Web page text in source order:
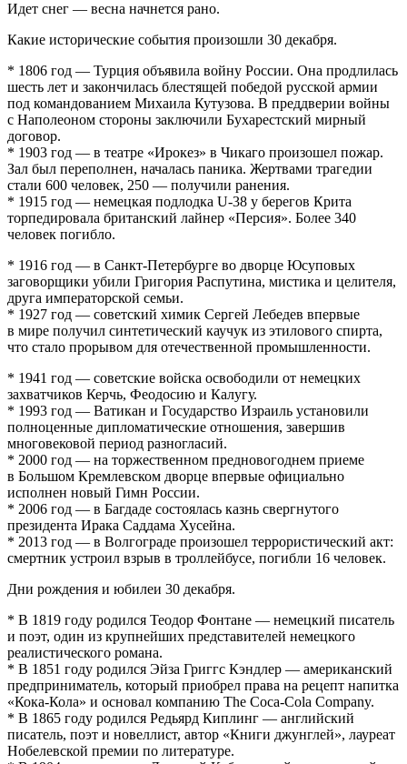
Идет снег — весна начнется рано.
Какие исторические события произошли 30 декабря.
* 1806 год — Турция объявила войну России. Она продлилась
шесть лет и закончилась блестящей победой русской армии
под командованием Михаила Кутузова. В преддверии войны
с Наполеоном стороны заключили Бухарестский мирный
договор.
* 1903 год — в театре «Ирокез» в Чикаго произошел пожар.
Зал был переполнен, началась паника. Жертвами трагедии
стали 600 человек, 250 — получили ранения.
* 1915 год — немецкая подлодка U-38 у берегов Крита
торпедировала британский лайнер «Персия». Более 340
человек погибло.
* 1916 год — в Санкт-Петербурге во дворце Юсуповых
заговорщики убили Григория Распутина, мистика и целителя,
друга императорской семьи.
* 1927 год — советский химик Сергей Лебедев впервые
в мире получил синтетический каучук из этилового спирта,
что стало прорывом для отечественной промышленности.
* 1941 год — советские войска освободили от немецких
захватчиков Керчь, Феодосию и Калугу.
* 1993 год — Ватикан и Государство Израиль установили
полноценные дипломатические отношения, завершив
многовековой период разногласий.
* 2000 год — на торжественном предновогоднем приеме
в Большом Кремлевском дворце впервые официально
исполнен новый Гимн России.
* 2006 год — в Багдаде состоялась казнь свергнутого
президента Ирака Саддама Хусейна.
* 2013 год — в Волгограде произошел террористический акт:
смертник устроил взрыв в троллейбусе, погибли 16 человек.
Дни рождения и юбилеи 30 декабря.
* В 1819 году родился Теодор Фонтане — немецкий писатель
и поэт, один из крупнейших представителей немецкого
реалистического романа.
* В 1851 году родился Эйза Григгс Кэндлер — американский
предприниматель, который приобрел права на рецепт напитка
«Кока-Кола» и основал компанию The Coca-Cola Company.
* В 1865 году родился Редьярд Киплинг — английский
писатель, поэт и новеллист, автор «Книги джунглей», лауреат
Нобелевской премии по литературе.